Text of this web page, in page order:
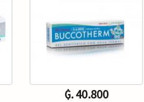
₲. 40.800